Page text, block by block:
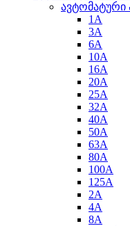
ავტომატური
1A
3A
6A
10A
16A
20A
25А
32A
40A
50A
63A
80A
100A
125A
2A
4A
8A